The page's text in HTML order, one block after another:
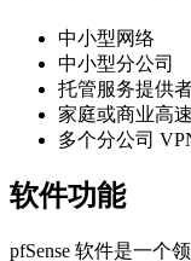
中小型网络
中小型分公司
托管服务提供
家庭或商业高
多个分公司
软件功能
pfSense 软件是一个